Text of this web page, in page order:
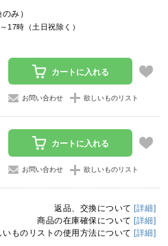
み）
17時（土日祝除く）
カートに入れる
お問い合わせ 欲しいものリスト
カートに入れる
お問い合わせ 欲しいものリスト
返品、交換について [詳細]
商品の在庫確保について [詳細]
いものリストの使用方法について [詳細]